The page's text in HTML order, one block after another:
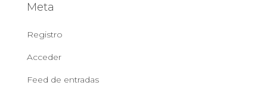
Meta
Registro
Acceder
Feed de entradas